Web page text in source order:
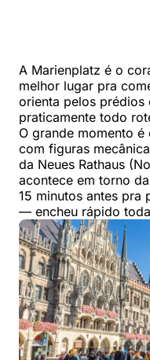
A Marienplatz é o
melhor lugar pra
orienta pelos
praticamente todo
O grande momento é
com figuras
da Neues Rathaus
acontece em torno
15 minutos antes pra
— encheu rápido